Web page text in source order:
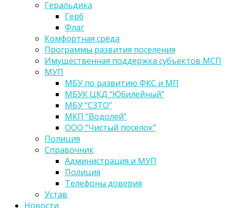
Геральдика
Герб
Флаг
Комфортная среда
Программы развития поселения
Имущественная поддержка субъектов МСП
МУП
МБУ по развитию ФКС и МП
МБУК ЦКД “Юбилейный”
МБУ “СЗТО”
МКП “Водолей”
ООО “Чистый поселок”
Полиция
Справочник
Администрация и МУП
Полиция
Телефоны доверия
Устав
Новости